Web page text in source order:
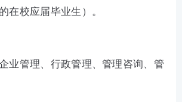
在校应届毕业生）。
业管理、行政管理、管理咨询、管